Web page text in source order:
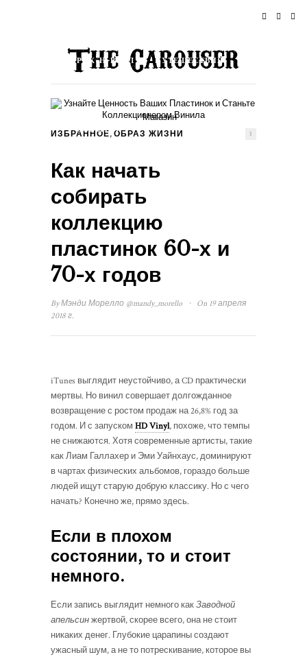
РОК-Н-РОЛЛ ПУТЕШЕСТВИЯ
СОБЫТИЯ
Магазин
ИЗБРАННОЕ, ОБРАЗ ЖИЗНИ 1
Как начать
собирать
коллекцию
пластинок 60-х и
70-х годов
ByМэнди Морелло @mandy_morello ·
On 19 апреля
2018 г.
iTunes выглядит неустойчиво, а CD практически
мертвы. Но винил совершает долгожданное
возвращение с ростом продаж на 26,8% год за
годом. И с запуском HD Vinyl, похоже, что темпы
не снижаются. Хотя современные артисты, такие
как Лиам Галлахер и Эми Уайнхаус, доминируют
в чартах физических альбомов, гораздо больше
людей ищут старую добрую классику. Но с чего
начать? Конечно же, прямо здесь.
Если в плохом
состоянии, то и стоит
немного.
Если запись выглядит немного какЗаводной
апельсинжертвой, скорее всего, она не стоит
никаких денег. Глубокие царапины создают
ужасный шум, а не то потрескивание, которое вы